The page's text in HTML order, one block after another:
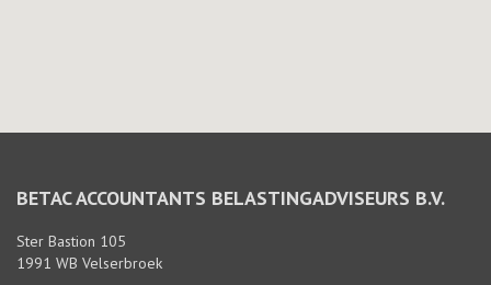
BETAC ACCOUNTANTS BELASTINGADVISEURS B.V.
Ster Bastion 105
1991 WB Velserbroek